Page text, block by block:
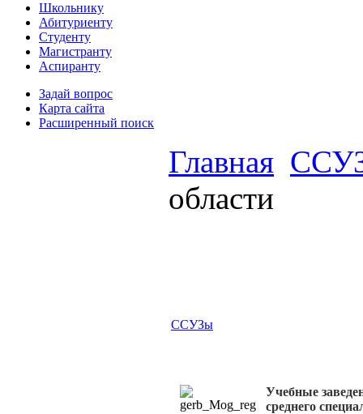
Школьнику
Абитуриенту
Студенту
Магистранту
Аспиранту
Задай вопрос
Карта сайта
Расширенный поиск
Главная
области
ССУЗы
Учебные
среднего